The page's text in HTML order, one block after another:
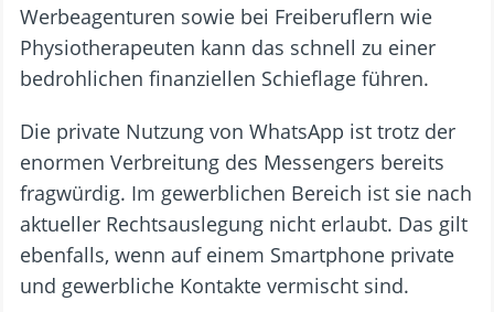
Werbeagenturen sowie bei Freiberuflern wie
Physiotherapeuten kann das schnell zu einer
bedrohlichen finanziellen Schieflage führen.
Die private Nutzung von WhatsApp ist trotz der
enormen Verbreitung des Messengers bereits
fragwürdig. Im gewerblichen Bereich ist sie nach
aktueller Rechtsauslegung nicht erlaubt. Das gilt
ebenfalls, wenn auf einem Smartphone private
und gewerbliche Kontakte vermischt sind.